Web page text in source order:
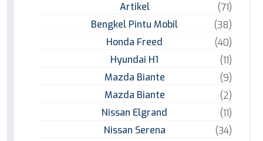
Artikel
(71)
Bengkel Pintu Mobil
(38)
Honda Freed
(40)
Hyundai H1
(11)
Mazda Biante
(9)
Mazda Biante
(2)
Nissan Elgrand
(11)
Nissan Serena
(34)